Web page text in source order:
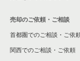
八尾市の飲食店の
大東市の飲食店の
売却のご依頼・ご相談
首都圏でのご相談・ご依
関西でのご相談・ご依頼